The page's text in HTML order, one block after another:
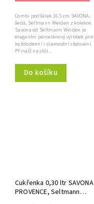
Do košíku
Combi podšálek 16.5 cm SAVONA,
šedá, Seltmann Weiden z kolekce
Savona od Seltmann Weiden je
elegantní porcelánový výrobek pro
každodenní i slavnostní stolování.
Přináší na stůl...
Cukřenka 0,30 ltr SAVONA
PROVENCE, Seltmann